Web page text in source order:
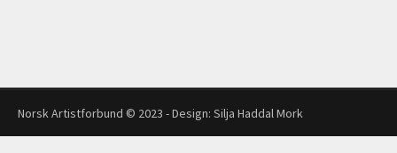
Norsk Artistforbund © 2023 - Design: Silja Haddal Mork